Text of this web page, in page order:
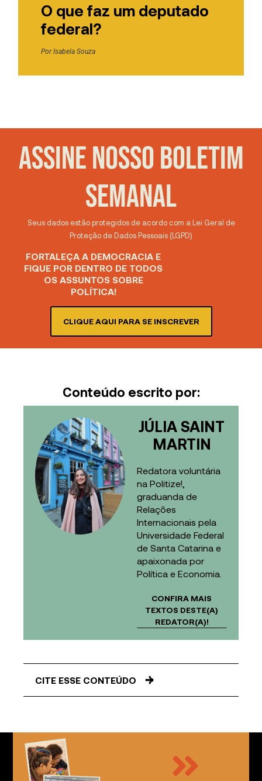
O que faz um deputado
federal?
PorIsabela Souza
ASSINE NOSSO BOLETIM
SEMANAL
Seus dados estão protegidos de acordo com a Lei Geral de
Proteção de Dados Pessoais (LGPD)
FORTALEÇA A DEMOCRACIA E
FIQUE POR DENTRO DE TODOS
OS ASSUNTOS SOBRE
POLÍTICA!
CLIQUE AQUI PARA SE INSCREVER
Conteúdo escrito por:
JÚLIA SAINT
MARTIN
Redatora voluntária
na Politize!,
graduanda de
Relações
Internacionais pela
Universidade Federal
de Santa Catarina e
apaixonada por
Política e Economia.
CONFIRA MAIS
TEXTOS DESTE(A)
REDATOR(A)!
CITE ESSE CONTEÚDO